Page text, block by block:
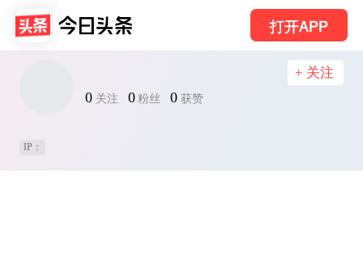
打开APP
0 关注 0 粉丝 0 获赞
+ 关注
IP：